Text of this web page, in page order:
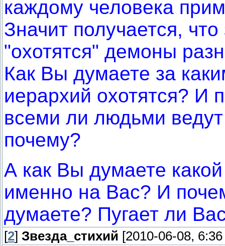
каждому человека
Значит получается,
"охотятся" демоны
Как Вы думаете за
иерархий охотятся? И
всеми ли людьми
почему?
А как Вы думаете
именно на Вас? И
думаете? Пугает ли
[2] Звезда_стихий [2010-06-08,